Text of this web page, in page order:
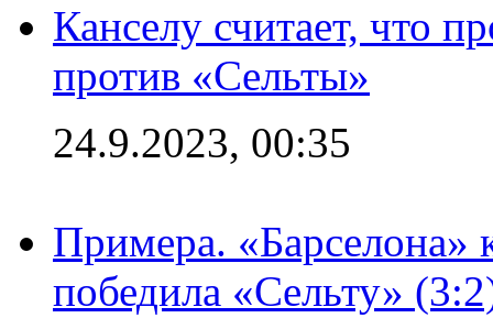
Канселу считает, что
против «Сельты»
24.9.2023, 00:35
Примера. «Барселона»
победила «Сельту»